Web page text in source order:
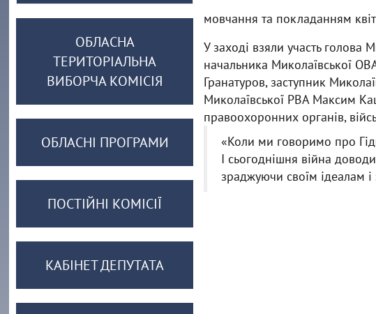
мовчання та покладанням
У заході взяли участь голова
начальника Миколаївської
Гранатуров, заступник
Миколаївської РВА Максим
правоохоронних органів,
«Коли ми говоримо про
І сьогоднішня війна
зраджуючи своїм ідеалам
ОБЛАСНА
ТЕРИТОРІАЛЬНА
ВИБОРЧА КОМІСІЯ
ОБЛАСНІ ПРОГРАМИ
ПОСТІЙНІ КОМІСІЇ
КАБІНЕТ ДЕПУТАТА